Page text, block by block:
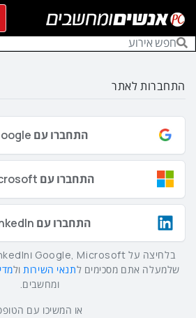
התחברות לאתר
התחברו עם Google
התחברו עם Microsoft
התחברו עם LinkedIn
שלמעלה אתם מסכימים לתנאי השירותול
ומחשבים.
או המשיכו עם